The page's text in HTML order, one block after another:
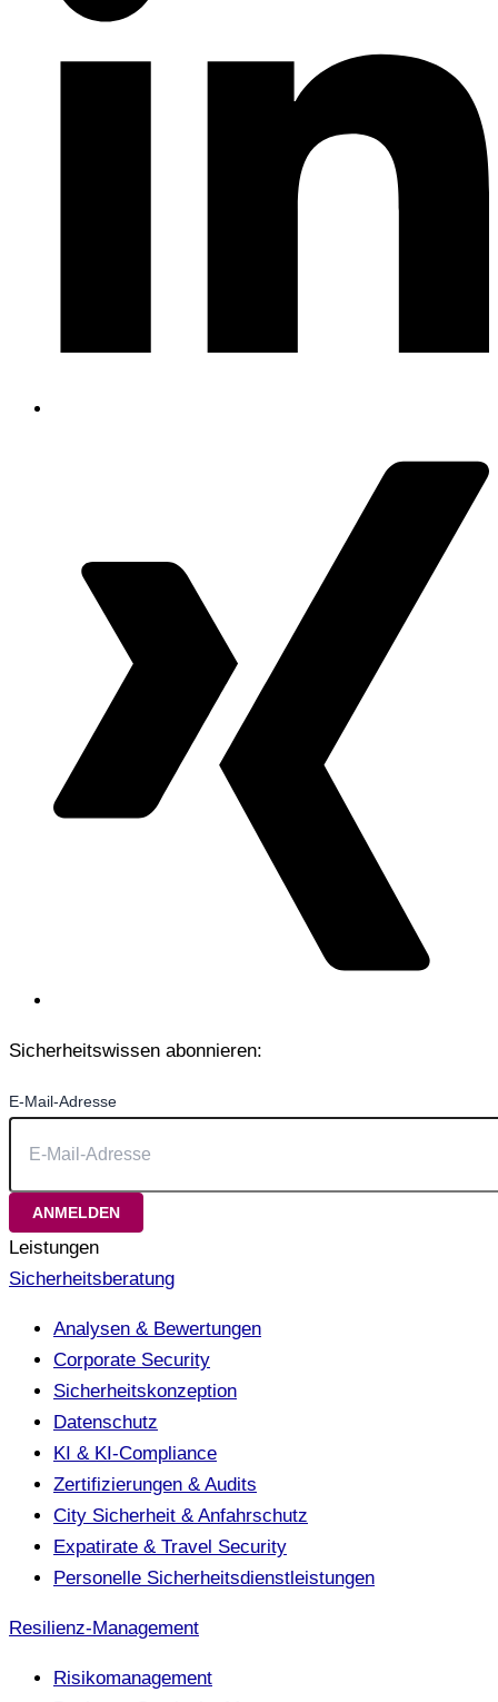
Sicherheitswissen abonnieren:
E-Mail-Adresse
Leistungen
Sicherheitsberatung
Analysen & Bewertungen
Corporate Security
Sicherheitskonzeption
Datenschutz
KI & KI-Compliance
Zertifizierungen & Audits
City Sicherheit & Anfahrschutz
Expatirate & Travel Security
Personelle Sicherheitsdienstleistungen
Resilienz-Management
Risikomanagement